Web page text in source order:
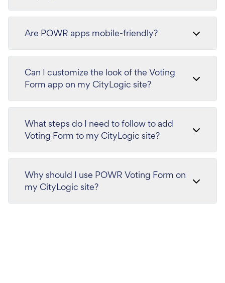
Are POWR apps mobile-friendly?
Can I customize the look of the Voting
Form app on my CityLogic site?
What steps do I need to follow to add
Voting Form to my CityLogic site?
Why should I use POWR Voting Form on
my CityLogic site?